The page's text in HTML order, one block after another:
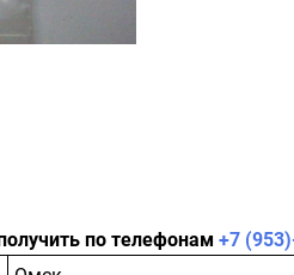
по телефонам +7